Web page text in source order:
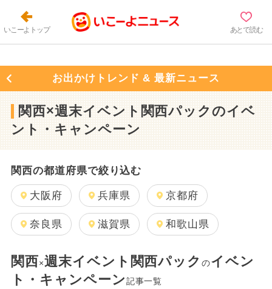
いこーよトップ あとで読む
お出かけトレンド & 最新ニュース
関西×週末イベント関西パックのイベ
ント・キャンペーン
関西の都道府県で絞り込む
大阪府 兵庫県 京都府
奈良県 滋賀県 和歌山県
関西×週末イベント関西パックのイベン
ト・キャンペーン記事一覧